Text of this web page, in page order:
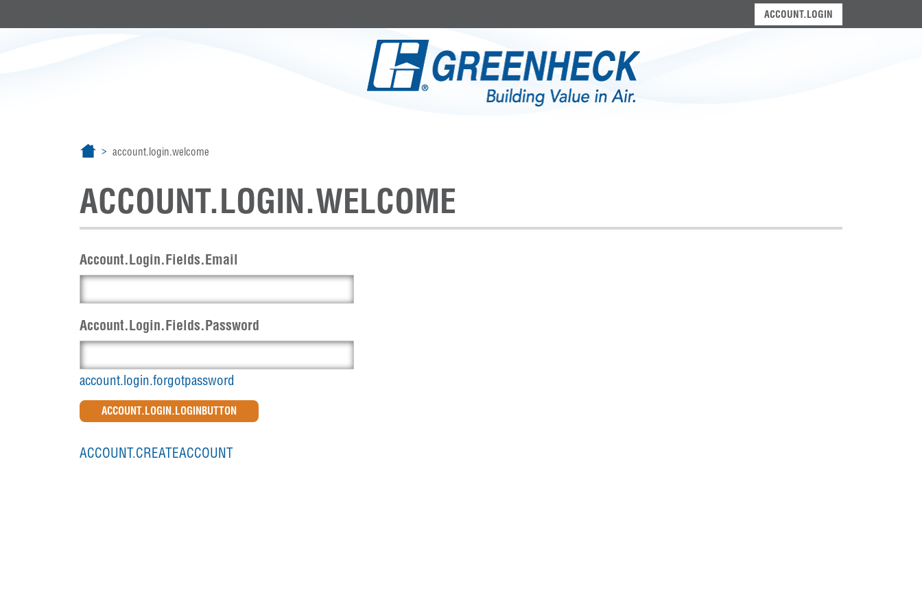
ACCOUNT.LOGIN
account.login.welcome
ACCOUNT.LOGIN.WELCOME
Account.Login.Fields.Email
Account.Login.Fields.Password
account.login.forgotpassword
ACCOUNT.CREATEACCOUNT